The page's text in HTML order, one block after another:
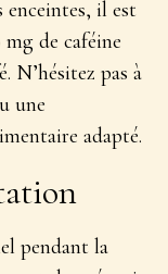
enceintes, il est
mg de caféine
N’hésitez pas à
une
adapté.
pendant la